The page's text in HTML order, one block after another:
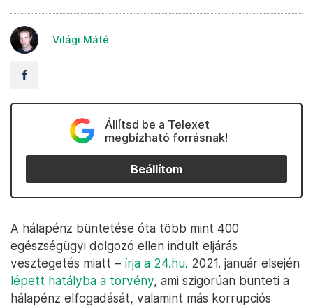
Világi Máté
Állítsd be a Telexet
megbízható forrásnak!
Beállítom
A hálapénz büntetése óta több mint 400
egészségügyi dolgozó ellen indult eljárás
vesztegetés miatt – írja a 24.hu. 2021. január elsején
lépett hatályba a törvény, ami szigorúan bünteti a
hálapénz elfogadását, valamint más korrupciós